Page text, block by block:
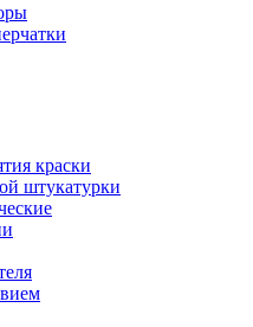
краски
штукатурки